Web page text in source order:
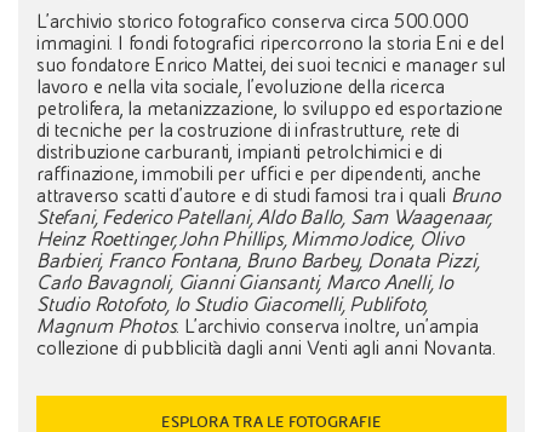
L'archivio storico fotografico conserva circa 500.000
immagini. I fondi fotografici ripercorrono la storia Eni e del
suo fondatore Enrico Mattei, dei suoi tecnici e manager sul
lavoro e nella vita sociale, l'evoluzione della ricerca
petrolifera, la metanizzazione, lo sviluppo ed esportazione
di tecniche per la costruzione di infrastrutture, rete di
distribuzione carburanti, impianti petrolchimici e di
raffinazione, immobili per uffici e per dipendenti, anche
attraverso scatti d'autore e di studi famosi tra i quali Bruno
Stefani, Federico Patellani, Aldo Ballo, Sam Waagenaar,
Heinz Roettinger, John Phillips, Mimmo Jodice, Olivo
Barbieri, Franco Fontana, Bruno Barbey, Donata Pizzi,
Carlo Bavagnoli, Gianni Giansanti, Marco Anelli, lo
Studio Rotofoto, lo Studio Giacomelli, Publifoto,
Magnum Photos. L'archivio conserva inoltre, un'ampia
collezione di pubblicità dagli anni Venti agli anni Novanta.
ESPLORA TRA LE FOTOGRAFIE